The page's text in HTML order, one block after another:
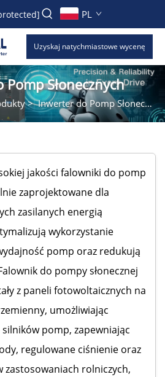
PL
Uzyskaj natychmiastowe wycenę
Słonecznych
>Inwerter do Pomp Słonecznych
jakości falowniki do pomp
zaprojektowane dla
zasilanych energią
wykorzystanie
pomp oraz redukują
do pompy słonecznej
z paneli fotowoltaicznych na
umożliwiając
pomp, zapewniając
regulowane ciśnienie oraz
zastosowaniach rolniczych,